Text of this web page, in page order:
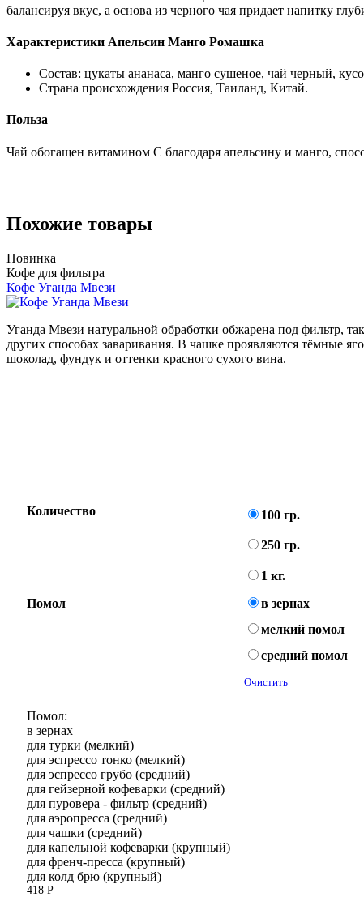
балансируя вкус, а основа из черного чая придает напитку
Характеристики Апельсин Манго Ромашка
Состав: цукаты ананаса, манго сушеное, чай черный,
Страна происхождения Россия, Таиланд, Китай.
Польза
Чай обогащен витамином С благодаря апельсину и манго,
Похожие товары
Новинка
Кофе для фильтра
Кофе Уганда Мвези
Уганда Мвези натуральной обработки обжарена под фильтр,
других способах заваривания. В чашке проявляются тёмные
шоколад, фундук и оттенки красного сухого вина.
Количество 100 гр.
250 гр.
1 кг.
Помол
в зернах
мелкий помол
средний помол
Очистить
Помол:
в зернах
для турки (мелкий)
для эспрессо тонко (мелкий)
для эспрессо грубо (средний)
для гейзерной кофеварки (средний)
для пуровера - фильтр (средний)
для аэропресса (средний)
для чашки (средний)
для капельной кофеварки (крупный)
для френч-пресса (крупный)
для колд брю (крупный)
418Р